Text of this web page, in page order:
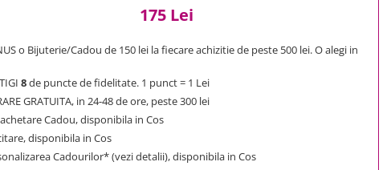
175 Lei
o Bijuterie/Cadou de 150 lei la fiecare achizitie de peste 500 lei. O alegi in
8de puncte de fidelitate. 1 punct = 1 Lei
GRATUITA, in 24-48 de ore, peste 300 lei
Cadou, disponibila in Cos
disponibila in Cos
Cadourilor* (vezi detalii), disponibila in Cos